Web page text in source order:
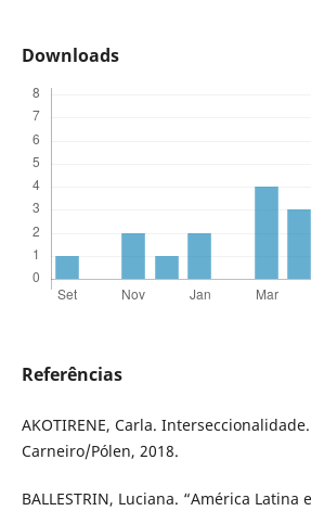
Downloads
Referências
AKOTIRENE, Carla.
Carneiro/Pólen, 2018.
BALLESTRIN, Luciana. “América Latina